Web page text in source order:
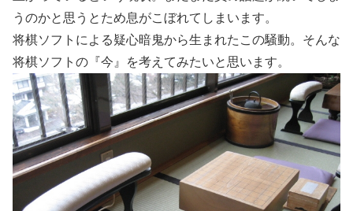
うのかと思うとため息がこぼれてしまいます。
将棋ソフトによる疑心暗鬼から生まれたこの騒動。そんな
将棋ソフトの『今』を考えてみたいと思います。